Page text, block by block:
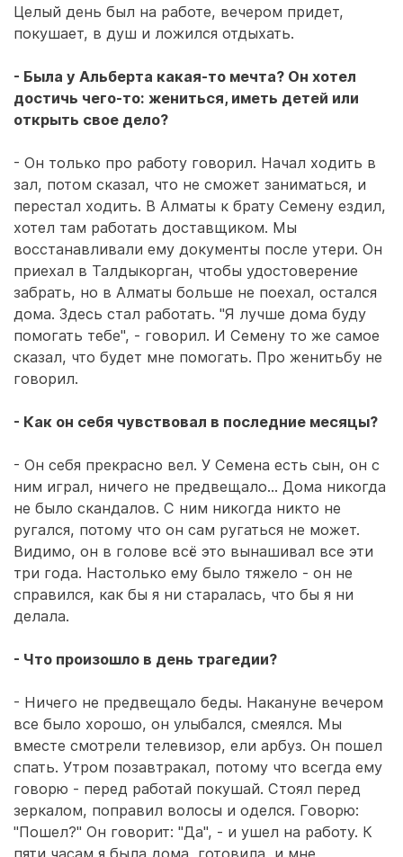
Целый день был на работе, вечером придет,
покушает, в душ и ложился отдыхать.
- Была у Альберта какая-то мечта? Он хотел
достичь чего-то: жениться, иметь детей или
открыть свое дело?
- Он только про работу говорил. Начал ходить в
зал, потом сказал, что не сможет заниматься, и
перестал ходить. В Алматы к брату Семену ездил,
хотел там работать доставщиком. Мы
восстанавливали ему документы после утери. Он
приехал в Талдыкорган, чтобы удостоверение
забрать, но в Алматы больше не поехал, остался
дома. Здесь стал работать. "Я лучше дома буду
помогать тебе", - говорил. И Семену то же самое
сказал, что будет мне помогать. Про женитьбу не
говорил.
- Как он себя чувствовал в последние месяцы?
- Он себя прекрасно вел. У Семена есть сын, он с
ним играл, ничего не предвещало... Дома никогда
не было скандалов. С ним никогда никто не
ругался, потому что он сам ругаться не может.
Видимо, он в голове всё это вынашивал все эти
три года. Настолько ему было тяжело - он не
справился, как бы я ни старалась, что бы я ни
делала.
- Что произошло в день трагедии?
- Ничего не предвещало беды. Накануне вечером
все было хорошо, он улыбался, смеялся. Мы
вместе смотрели телевизор, ели арбуз. Он пошел
спать. Утром позавтракал, потому что всегда ему
говорю - перед работай покушай. Стоял перед
зеркалом, поправил волосы и оделся. Говорю:
"Пошел?" Он говорит: "Да", - и ушел на работу. К
пяти часам я была дома, готовила, и мне